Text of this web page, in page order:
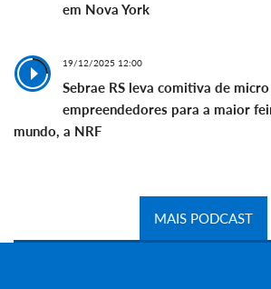
em Nova York
19/12/2025 12:00
Sebrae RS leva comitiva de
empreendedores para a maior
mundo, a NRF
MAIS PODCAST